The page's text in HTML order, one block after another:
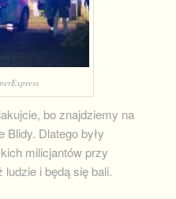
bo znajdziemy na
Blidy. Dlatego były
milicjantów przy
i będą się bali.